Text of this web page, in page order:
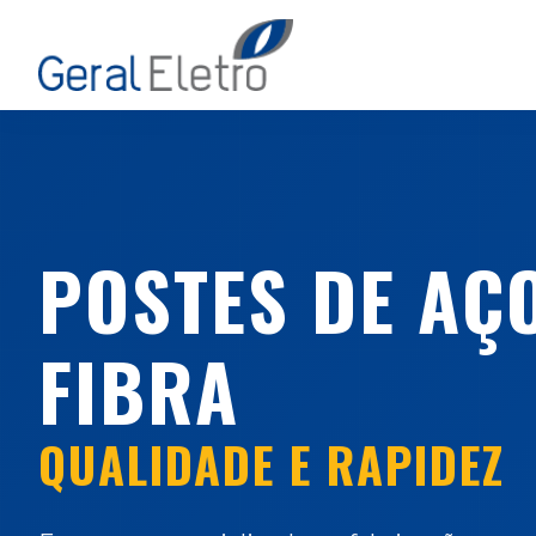
POSTES DE
FIBRA
QUALIDADE E RAPIDEZ